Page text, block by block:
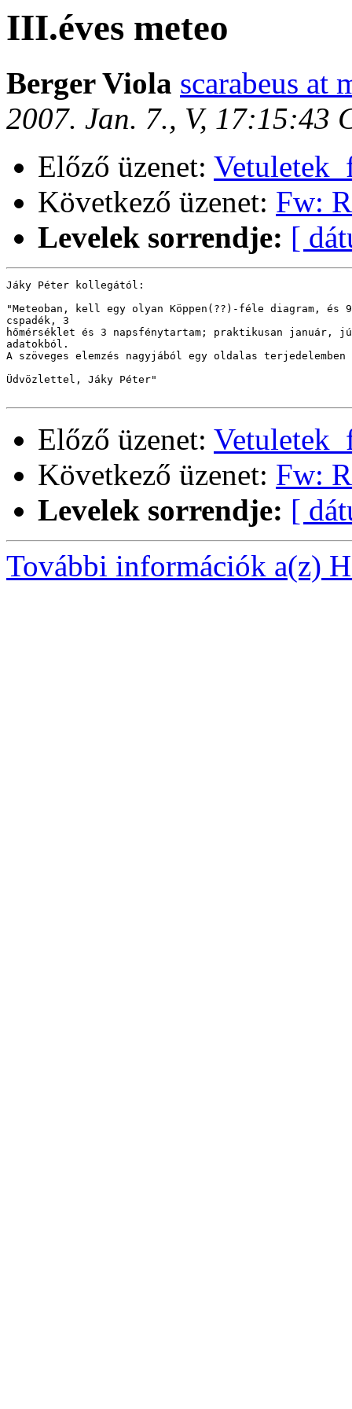
III.éves meteo
Berger Viola scarabeus at
2007. Jan. 7., V, 17:15:43
Előző üzenet:
Következő üzenet: Fw:
Levelek sorrendje: [
Jáky Péter kollegától:
"Meteoban, kell egy olyan Köppen(??)-féle diagram,
cspadék, 3
hőmérséklet és 3 napsfénytartam; praktikusan
adatokból.
A szöveges elemzés nagyjából egy oldalas
Üdvözlettel, Jáky Péter"
Előző üzenet:
Következő üzenet: Fw:
Levelek sorrendje: [
További információk a(z)